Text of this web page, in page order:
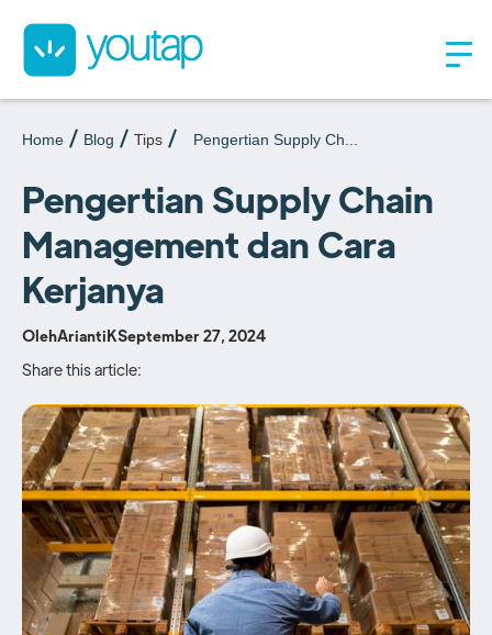
Home Blog Tips Pengertian Supply Ch...
Pengertian Supply Chain
Management dan Cara
Kerjanya
OlehAriantiKSeptember 27, 2024
Share this article: